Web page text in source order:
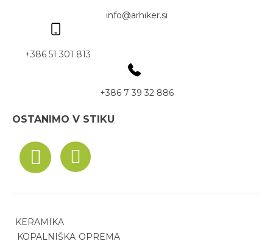
info@arhiker.si
+386 51 301 813
+386 7 39 32 886
OSTANIMO V STIKU
KERAMIKA
KOPALNIŠKA OPREMA